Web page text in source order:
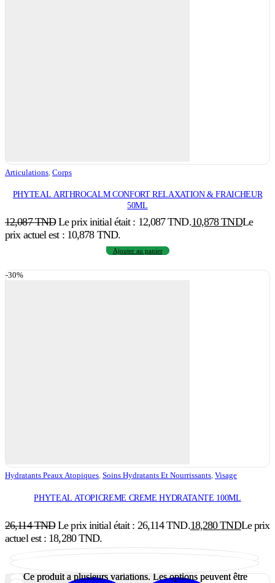
Articulations Corps
PHYTEAL ARTHROCALM CONFORT RELAXATION & FRAICHEUR
50ML
12,087TND Le prix initial était : 12,087 TND.10,878TNDLe
prix actuel est : 10,878 TND.
Ajouter au panier
-30%
Hydratants Peaux Atopiques, Soins Hydratants Et Nourrissants, Visage
PHYTEAL ATOPICREME CREME HYDRATANTE 100ML
26,114TND Le prix initial était : 26,114 TND.18,280TNDLe prix
actuel est : 18,280 TND.
Ajouter au panier
Ce produit a plusieurs variations. Les options peuvent être
Ce produit a plusieurs variations. Les options peuvent être